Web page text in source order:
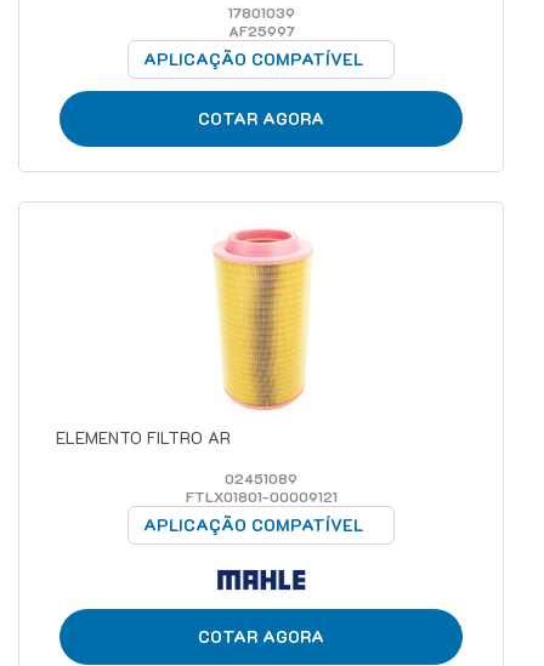
17801039
AF25997
APLICAÇÃO COMPATÍVEL
COTAR AGORA
ELEMENTO FILTRO AR
02451089
FTLX01801-00009121
APLICAÇÃO COMPATÍVEL
COTAR AGORA